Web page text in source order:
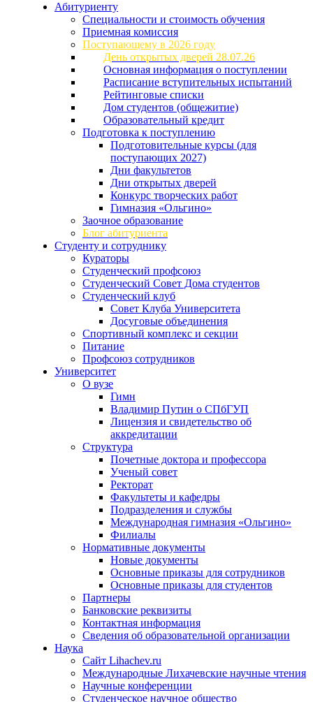
Абитуриенту
Специальности и стоимость обучения
Приемная комиссия
Поступающему в 2026 году
День открытых дверей 28.07.26
Основная информация о поступлении
Расписание вступительных испытаний
Рейтинговые списки
Дом студентов (общежитие)
Образовательный кредит
Подготовка к поступлению
Подготовительные курсы (для
поступающих 2027)
Дни факультетов
Дни открытых дверей
Конкурс творческих работ
Гимназия «Ольгино»
Заочное образование
Блог абитуриента
Студенту и сотруднику
Кураторы
Студенческий профсоюз
Студенческий Совет Дома студентов
Студенческий клуб
Совет Клуба Университета
Досуговые объединения
Спортивный комплекс и секции
Питание
Профсоюз сотрудников
Университет
О вузе
Гимн
Владимир Путин о СПбГУП
Лицензия и свидетельство об
аккредитации
Структура
Почетные доктора и профессора
Ученый совет
Ректорат
Факультеты и кафедры
Подразделения и службы
Международная гимназия «Ольгино»
Филиалы
Нормативные документы
Новые документы
Основные приказы для сотрудников
Основные приказы для студентов
Партнеры
Банковские реквизиты
Контактная информация
Сведения об образовательной организации
Наука
Сайт Lihachev.ru
Международные Лихачевские научные чтения
Научные конференции
Студенческое научное общество